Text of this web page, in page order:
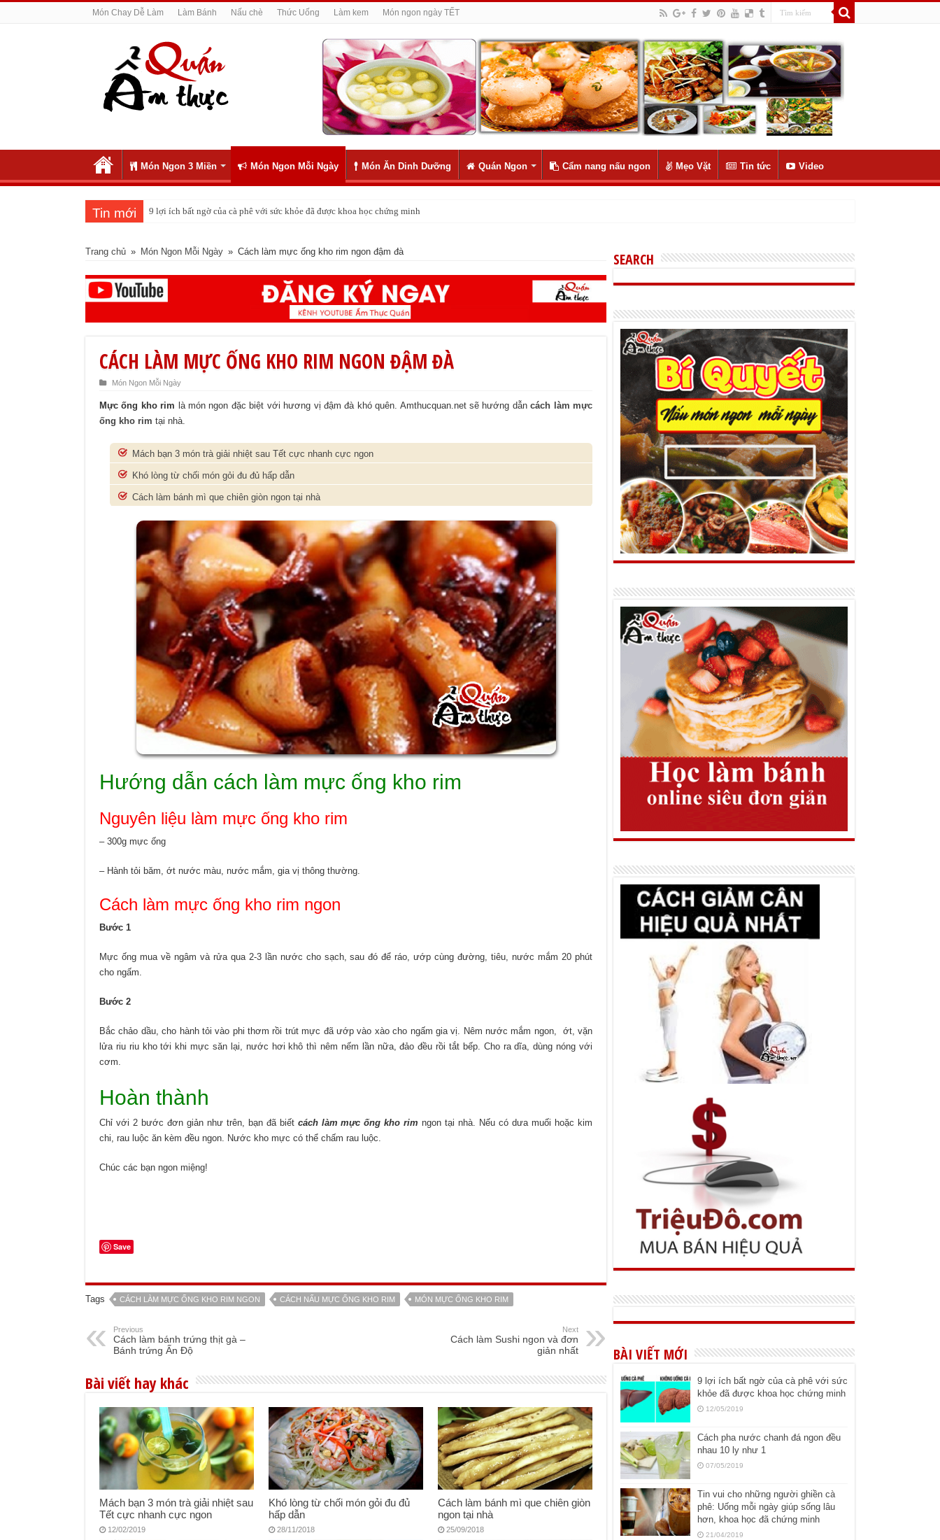
Món Chay Dễ Làm Làm Bánh Nấu chè Thức Uống Làm kem Món ngon ngày TẾT
Món Ngon 3 Miền Món Ngon Mỗi Ngày Món Ăn Dinh Dưỡng Quán Ngon Cẩm nang nấu ngon Mẹo Vặt Tin tức Video
Tin mới 9 lợi ích bất ngờ của cà phê với sức khỏe đã được khoa học chứng minh
Cách pha nước chanh đá ngon đều nhau 10 ly như 1
Trang chủ » Món Ngon Mỗi Ngày » Cách làm mực ống kho rim ngon đậm đà
CÁCH LÀM MỰC ỐNG KHO RIM NGON ĐẬM ĐÀ
Món Ngon Mỗi Ngày
Mực ống kho rim là món ngon đặc biệt với hương vị đậm đà khó quên. Amthucquan.net sẽ hướng dẫncách làm mực
ống kho rim tại nhà.
Mách bạn 3 món trà giải nhiệt sau Tết cực nhanh cực ngon
Khó lòng từ chối món gỏi đu đủ hấp dẫn
Cách làm bánh mì que chiên giòn ngon tại nhà
Hướng dẫn cách làm mực ống kho rim
Nguyên liệu làm mực ống kho rim
– 300g mực ống
– Hành tỏi băm, ớt nước màu, nước mắm, gia vị thông thường.
Cách làm mực ống kho rim ngon
Bước 1
Mực ống mua về ngâm và rửa qua 2-3 lần nước cho sạch, sau đó để ráo, ướp cùng đường, tiêu, nước mắm 20 phút
cho ngấm.
Bước 2
Bắc chảo dầu, cho hành tỏi vào phi thơm rồi trút mực đã ướp vào xào cho ngấm gia vị. Nêm nước mắm ngon, ớt, vặn
lửa riu riu kho tới khi mực săn lại, nước hơi khô thì nêm nếm lần nữa, đảo đều rồi tắt bếp. Cho ra dĩa, dùng nóng với
cơm.
Hoàn thành
Chỉ với 2 bước đơn giản như trên, bạn đã biết cách làm mực ống kho rim ngon tại nhà. Nếu có dưa muối hoặc kim
chi, rau luộc ăn kèm đều ngon. Nước kho mực có thể chấm rau luộc.
Chúc các bạn ngon miệng!
Save
Tags CÁCH LÀM MỰC ỐNG KHO RIM NGON CÁCH NẤU MỰC ỐNG KHO RIM MÓN MỰC ỐNG KHO RIM
Previous
Cách làm bánh trứng thịt gà –
Bánh trứng Ấn Độ
Next
Cách làm Sushi ngon và đơn
giản nhất
Bài viết hay khác
Mách bạn 3 món trà giải nhiệt sau
Tết cực nhanh cực ngon
12/02/2019
Khó lòng từ chối món gỏi đu đủ
hấp dẫn
28/11/2018
Cách làm bánh mì que chiên giòn
ngon tại nhà
25/09/2018
SEARCH
BÀI VIẾT MỚI
9 lợi ích bất ngờ của cà phê với sức
khỏe đã được khoa học chứng minh
12/05/2019
Cách pha nước chanh đá ngon đều
nhau 10 ly như 1
07/05/2019
Tin vui cho những người ghiền cà
phê: Uống mỗi ngày giúp sống lâu
hơn, khoa học đã chứng minh
21/04/2019